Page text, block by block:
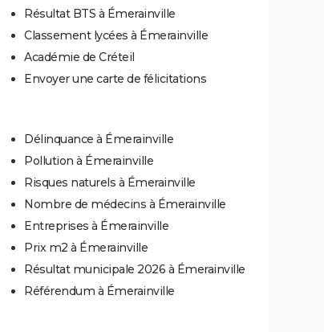
Résultat BTS à Émerainville
Classement lycées à Émerainville
Académie de Créteil
Envoyer une carte de félicitations
Délinquance à Émerainville
Pollution à Émerainville
Risques naturels à Émerainville
Nombre de médecins à Émerainville
Entreprises à Émerainville
Prix m2 à Émerainville
Résultat municipale 2026 à Émerainville
Référendum à Émerainville